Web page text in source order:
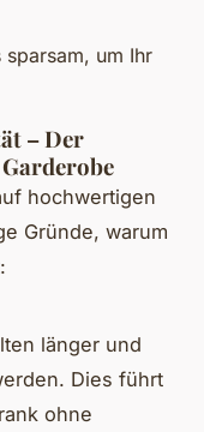
sparsam, um Ihr
– Der
hochwertigen
Gründe, warum
länger und
Dies führt
ohne